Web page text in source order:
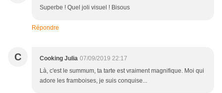
Superbe ! Quel joli visuel ! Bisous
Répondre
C Cooking Julia 07/09/2019 22:17
Là, c'est le summum, ta tarte est vraiment magnifique. Moi qui
adore les framboises, je suis conquise...